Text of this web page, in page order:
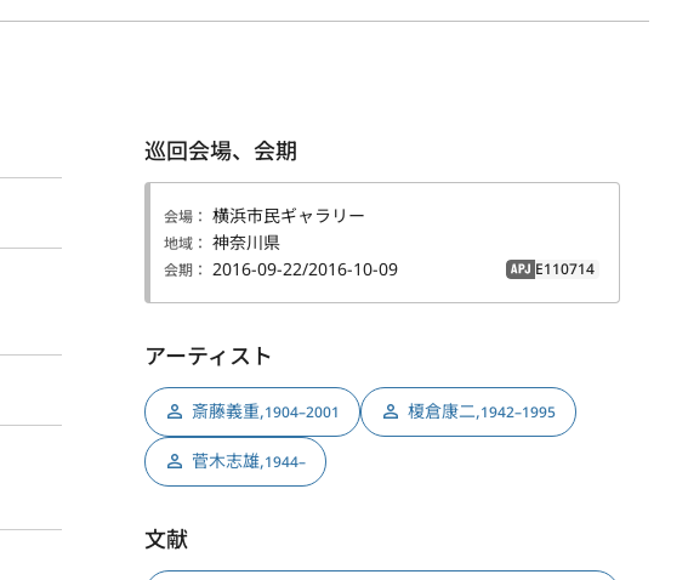
巡回会場、会期
会場： 横浜市民ギャラリー
地域： 神奈川県
会期： 2016-09-22/2016-10-09 APJ E110714
アーティスト
斎藤義重,1904–2001 榎倉康二,1942–1995
菅木志雄,1944–
文献